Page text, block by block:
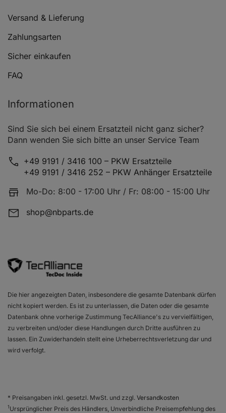
Versand & Lieferung
Zahlungsarten
Sicher einkaufen
FAQ
Informationen
Sind Sie sich bei einem Ersatzteil nicht ganz sicher?
Dann wenden Sie sich bitte an unser Service Team
+49 9191 / 3416 100 – PKW Ersatzteile
+49 9191 / 3416 252 – PKW Anhänger Ersatzteile
Mo-Do: 8:00 - 17:00 Uhr / Fr: 08:00 - 15:00 Uhr
shop@nbparts.de
Die hier angezeigten Daten, insbesondere die gesamte Datenbank dürfen
nicht kopiert werden. Es ist zu unterlassen, die Daten oder die gesamte
Datenbank ohne vorherige Zustimmung TecAlliance's zu vervielfältigen,
zu verbreiten und/oder diese Handlungen durch Dritte ausführen zu
lassen. Ein Zuwiderhandeln stellt eine Urheberrechtsverletzung dar und
wird verfolgt.
* Preisangaben inkl. gesetzl. MwSt. und zzgl. Versandkosten
1Ursprünglicher Preis des Händlers, Unverbindliche Preisempfehlung des